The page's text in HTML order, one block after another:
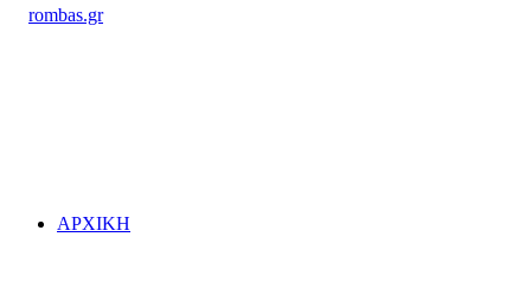
ΑΡΧΙΚΗ